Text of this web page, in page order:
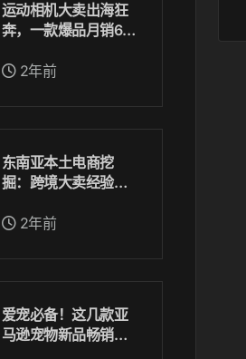
运动相机大卖出海狂
奔，一款爆品月销60
2年前
东南亚本土电商挖
掘：跨境大卖经验分
2年前
爱宠必备！这几款亚
马逊宠物新品畅销不